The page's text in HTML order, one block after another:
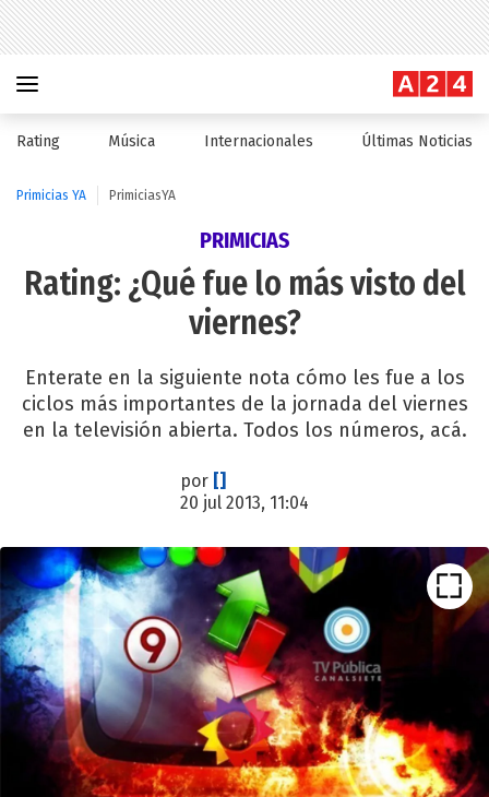
Rating Música Internacionales Últimas Noticias
Primicias YA PrimiciasYA
PRIMICIAS
Rating: ¿Qué fue lo más visto del
viernes?
Enterate en la siguiente nota cómo les fue a los
ciclos más importantes de la jornada del viernes
en la televisión abierta. Todos los números, acá.
por []
20 jul 2013, 11:04